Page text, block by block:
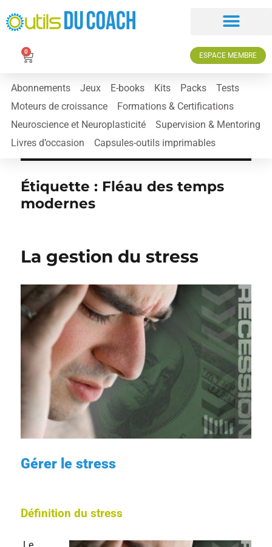
0 ESPACE MEMBRE
Abonnements Jeux E-books Kits Packs
Tests
Moteurs de croissance
Formations & Certifications
Neuroscience et Neuroplasticité
Supervision & Mentoring
Livres d’occasion
Capsules-outils imprimables
Étiquette : Fléau des temps
modernes
La gestion du stress
Gérer le stress
Définition du stress